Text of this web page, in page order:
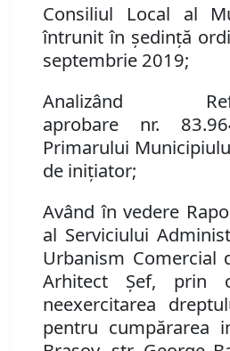
Consiliul Local al
întrunit în ședință
septembrie 2019;
Analizând
aprobare nr.
Primarului
de inițiator;
Având în vedere
al Serviciului
Urbanism Comercial
Arhitect Șef, prin
neexercitarea
pentru cumpărarea